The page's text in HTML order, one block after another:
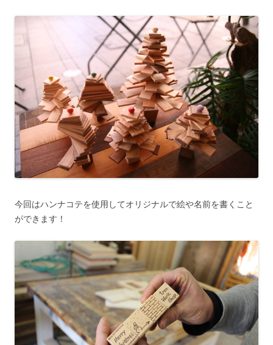
今回はハンナコテを使用してオリジナルで絵や名前を書くこと
ができます！